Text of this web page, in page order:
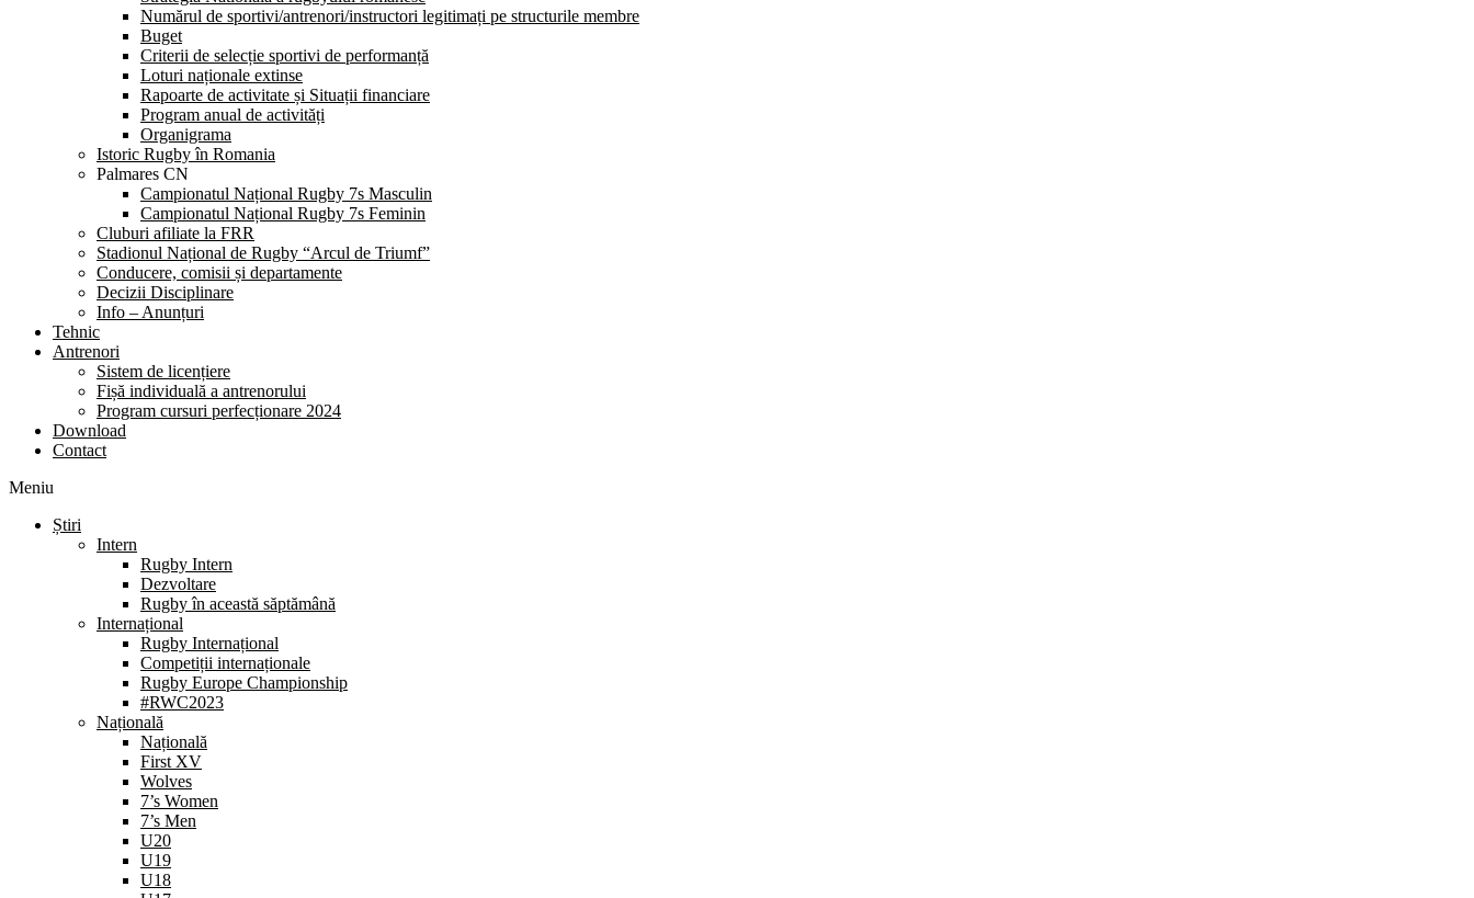
Numărul de sportivi/antrenori/instructori legitimați pe structurile membre
Buget
Criterii de selecție sportivi de performanță
Loturi naționale extinse
Rapoarte de activitate și Situații financiare
Program anual de activități
Organigrama
Istoric Rugby în Romania
Palmares CN
Campionatul Național Rugby 7s Masculin
Campionatul Național Rugby 7s Feminin
Cluburi afiliate la FRR
Stadionul Național de Rugby “Arcul de Triumf”
Conducere, comisii și departamente
Decizii Disciplinare
Info – Anunțuri
Tehnic
Antrenori
Sistem de licențiere
Fișă individuală a antrenorului
Program cursuri perfecționare 2024
Download
Contact
Meniu
Știri
Intern
Rugby Intern
Dezvoltare
Rugby în această săptămână
Internațional
Rugby Internațional
Competiții internaționale
Rugby Europe Championship
#RWC2023
Națională
Națională
First XV
Wolves
7’s Women
7’s Men
U20
U19
U18